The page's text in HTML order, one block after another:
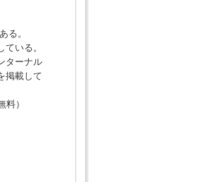
る。
いる。
ターナル
掲載して
）